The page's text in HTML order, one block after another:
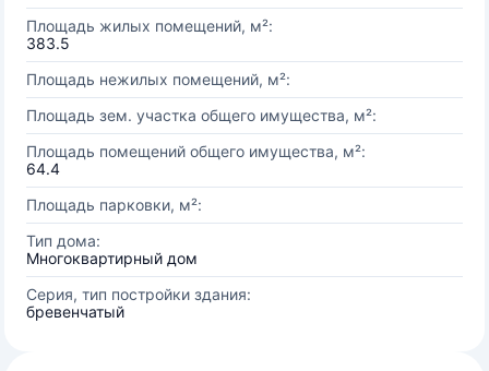
Площадь жилых помещений, м²:
383.5
Площадь нежилых помещений, м²:
Площадь зем. участка общего имущества, м²:
Площадь помещений общего имущества, м²:
64.4
Площадь парковки, м²:
Тип дома:
Многоквартирный дом
Серия, тип постройки здания:
бревенчатый